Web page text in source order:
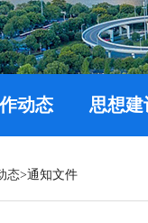
动态 思想建
态>通知文件